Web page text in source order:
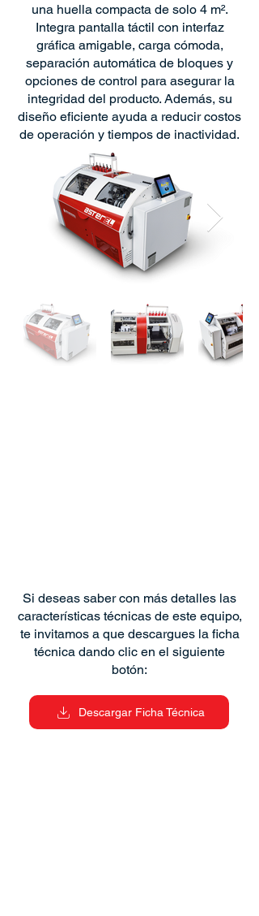
una huella compacta de solo 4 m².
Integra pantalla táctil con interfaz
gráfica amigable, carga cómoda,
separación automática de bloques y
opciones de control para asegurar la
integridad del producto. Además, su
diseño eficiente ayuda a reducir costos
de operación y tiempos de inactividad.
Si deseas saber con más detalles las
características técnicas de este equipo,
te invitamos a que descargues la ficha
técnica dando clic en el siguiente
botón:
Descargar Ficha Técnica